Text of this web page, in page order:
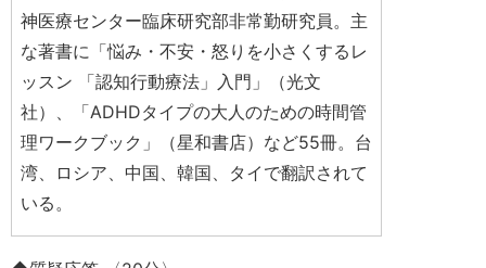
神医療センター臨床研究部非常勤研究員。主
な著書に「悩み・不安・怒りを小さくするレ
ッスン 「認知行動療法」入門」（光文
社）、「ADHDタイプの大人のための時間管
理ワークブック」（星和書店）など55冊。台
湾、ロシア、中国、韓国、タイで翻訳されて
いる。